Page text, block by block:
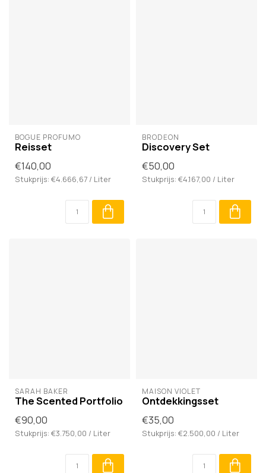
BOGUE PROFUMO
Reisset
€140,00
Stukprijs: €4.666,67 / Liter
BRODĒON
Discovery Set
€50,00
Stukprijs: €4.167,00 / Liter
SARAH BAKER
The Scented Portfolio
€90,00
Stukprijs: €3.750,00 / Liter
MAISON VIOLET
Ontdekkingsset
€35,00
Stukprijs: €2.500,00 / Liter